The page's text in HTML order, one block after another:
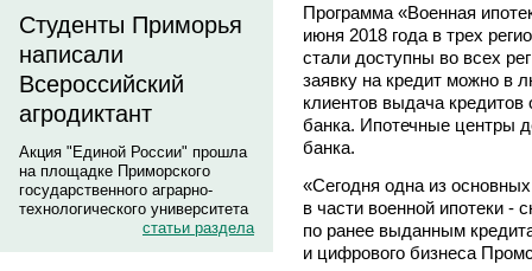
Студенты Приморья
написали
Всероссийский
агродиктант
Акция "Единой России" прошла
на площадке Приморского
государственного аграрно-
технологического университета
статьи раздела
Программа «Военная
июня 2018 года в трех
стали доступны во всех
заявку на кредит можно в
клиентов выдача
банка. Ипотечные центры
банка.
«Сегодня одна из
в части военной ипотеки -
по ранее выданным
и цифрового бизнеса